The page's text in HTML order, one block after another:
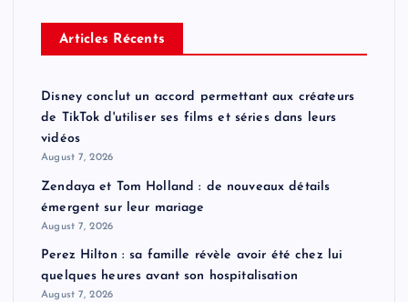
Articles Récents
Disney conclut un accord permettant aux créateurs
de TikTok d'utiliser ses films et séries dans leurs
vidéos
August 7, 2026
Zendaya et Tom Holland : de nouveaux détails
émergent sur leur mariage
August 7, 2026
Perez Hilton : sa famille révèle avoir été chez lui
quelques heures avant son hospitalisation
August 7, 2026